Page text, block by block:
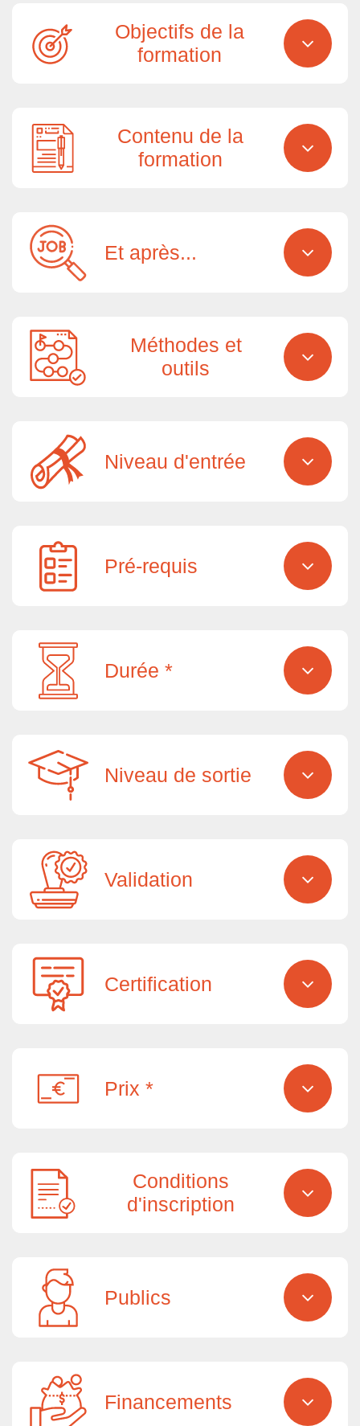
Objectifs de la
formation
Contenu de la
formation
Et après...
Méthodes et
outils
Niveau d'entrée
Pré-requis
Durée *
Niveau de sortie
Validation
Certification
Prix *
Conditions
d'inscription
Publics
Financements